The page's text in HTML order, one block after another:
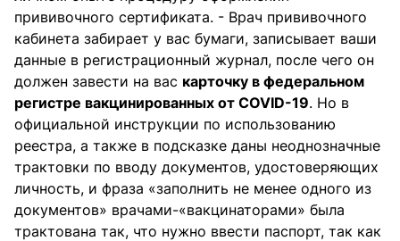
прививочного сертификата. - Врач прививочного
кабинета забирает у вас бумаги, записывает ваши
данные в регистрационный журнал, после чего он
должен завести на вас карточку в федеральном
регистре вакцинированных от COVID-19. Но в
официальной инструкции по использованию
реестра, а также в подсказке даны неоднозначные
трактовки по вводу документов, удостоверяющих
личность, и фраза «заполнить не менее одного из
документов» врачами-«вакцинаторами» была
трактована так, что нужно ввести паспорт, так как